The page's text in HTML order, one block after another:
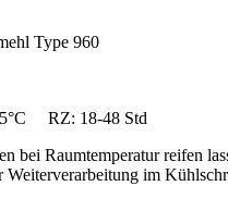
Type 960
RZ: 18-48 Std
bei Raumtemperatur reifen
Weiterverarbeitung im